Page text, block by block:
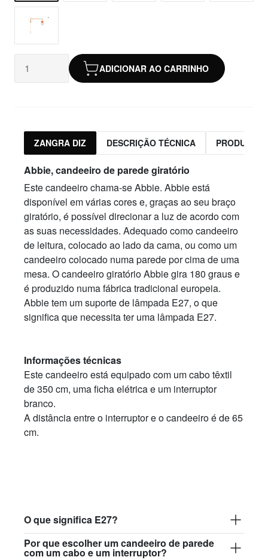
ADICIONAR AO CARRINHO
ZANGRA DIZ DESCRIÇÃO TÉCNICA PRODUTOS
Abbie,candeeiro de parede giratório
Este candeeiro chama-se Abbie. Abbie está
disponível em várias cores e, graças ao seu braço
giratório, é possível direcionar a luz de acordo com
as suas necessidades. Adequado como candeeiro
de leitura, colocado ao lado da cama, ou como um
candeeiro colocado numa parede por cima de uma
mesa. O candeeiro giratório Abbie gira 180 graus e
é produzido numa fábrica tradicional europeia.
Abbie tem um suporte de lâmpada E27, o que
significa que necessita ter uma lâmpada E27.
Informações técnicas
Este candeeiro está equipado com um cabo têxtil
de 350 cm, uma ficha elétrica e um interruptor
branco.
A distância entre o interruptor e o candeeiro é de 65
cm.
O que significa E27?
Por que escolher um candeeiro de parede
com um cabo e um interruptor?